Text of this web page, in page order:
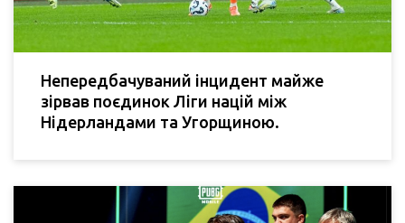
Непередбачуваний інцидент майже
зірвав поєдинок Ліги націй між
Нідерландами та Угорщиною.